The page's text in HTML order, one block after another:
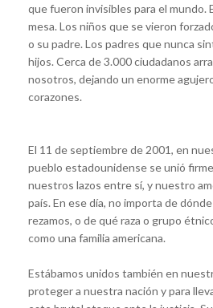
que fueron invisibles para el mundo.
mesa. Los niños que se vieron
o su padre. Los padres que nunca
hijos. Cerca de 3.000 ciudadanos
nosotros, dejando un enorme
corazones.
El 11 de septiembre de 2001, en
pueblo estadounidense se unió
nuestros lazos entre sí, y nuestro
país. En ese día, no importa de
rezamos, o de qué raza o grupo
como una familia americana.
Estábamos unidos también en
proteger a nuestra nación y para